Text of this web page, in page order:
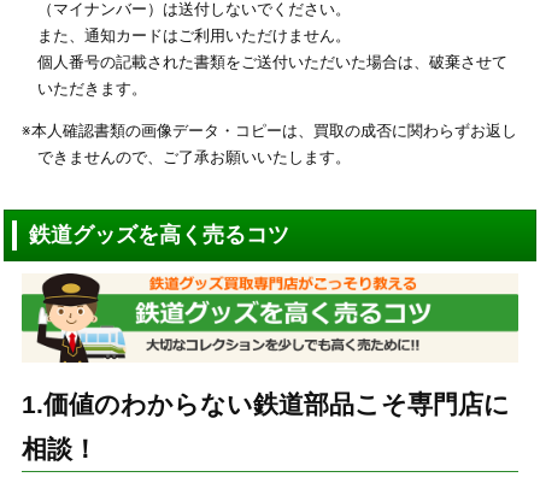
（マイナンバー）は送付しないでください。
また、通知カードはご利用いただけません。
個人番号の記載された書類をご送付いただいた場合は、破棄させて
いただきます。
※本人確認書類の画像データ・コピーは、買取の成否に関わらずお返し
できませんので、ご了承お願いいたします。
鉄道グッズを高く売るコツ
1.価値のわからない鉄道部品こそ専門店に
相談！